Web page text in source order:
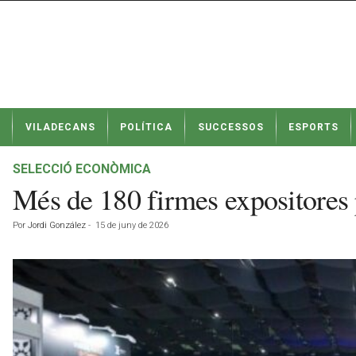
t
VILADECANS POLÍTICA SUCCESSOS ESPORTS
SELECCIÓ ECONÒMICA
Més de 180 firmes
Por Jordi González - 15 de juny de 2026